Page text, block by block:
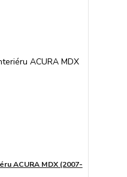
ACURA MDX (2007-